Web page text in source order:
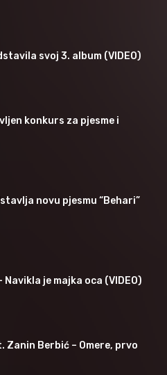
svoj 3. album (VIDEO)
konkurs za pjesme i
novu pjesmu “Behari”
je majka oca (VIDEO)
Zanin Berbić – Omere, prvo